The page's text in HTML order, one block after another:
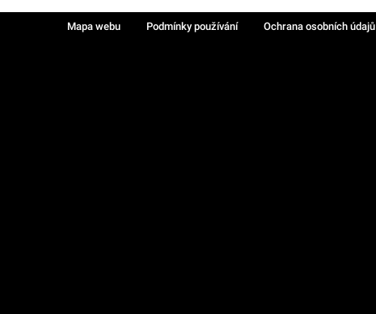
Mapa webu Podmínky používání Ochrana osobních údajů